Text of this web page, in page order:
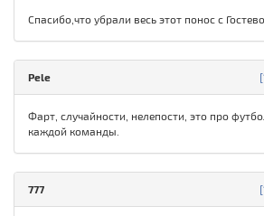
Спасибо,что убрали весь этот понос с
Pele
Фарт, случайности, нелепости, это про
каждой команды.
777